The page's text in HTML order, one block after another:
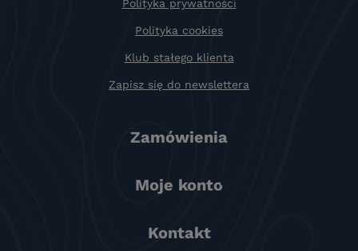
Polityka prywatności
Polityka cookies
Klub stałego klienta
Zapisz się do newslettera
Zamówienia
Moje konto
Kontakt